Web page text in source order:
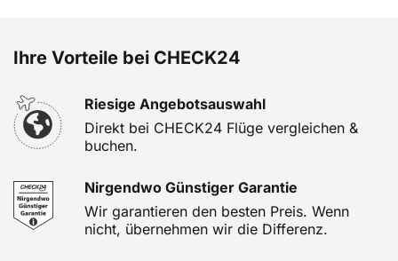
Ihre Vorteile bei CHECK24
Riesige Angebotsauswahl
Direkt bei CHECK24 Flüge vergleichen &
buchen.
Nirgendwo Günstiger Garantie
Wir garantieren den besten Preis. Wenn
nicht, übernehmen wir die Differenz.